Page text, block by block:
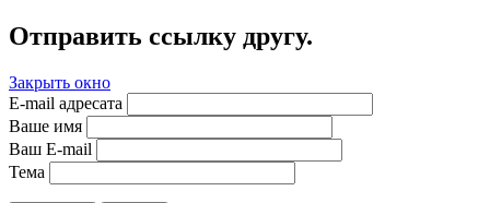
Отправить ссылку другу.
Закрыть окно
E-mail адресата
Ваше имя
Ваш E-mail
Тема